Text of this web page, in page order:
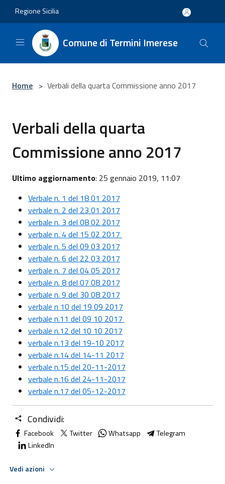
Regione Sicilia
Comune di Termini Imerese
Home > Verbali della quarta Commissione anno 2017
Verbali della quarta
Commissione anno 2017
Ultimo aggiornamento: 25 gennaio 2019, 11:07
Verbale n. 1 del 18 01 2017
verbale n. 2 del 23 01 2017
verbale n. 3 del 08 02 2017
verbale n. 4 del 15 02 2017
verbale n. 5 del 09 03 2017
verbale n. 6 del 22 03 2017
verbale n. 7 del 04 05 2017
verbale n. 8 del 07 08 2017
verbale n. 9 del 30 08 2017
verbale n 10 del 19 09 2017
verbale n.11 del 09 10 2017
verbale n.12 del 10 10 2017
verbale n.13 del 19-10 2017
verbale n.14 del 14-11 2017
verbale n.15 del 20-11-2017
verbale n.16 del 24-11-2017
verbale n.17 del 05-12-2017
Condividi:
Facebook Twitter Whatsapp
Telegram
LinkedIn
Vedi azioni